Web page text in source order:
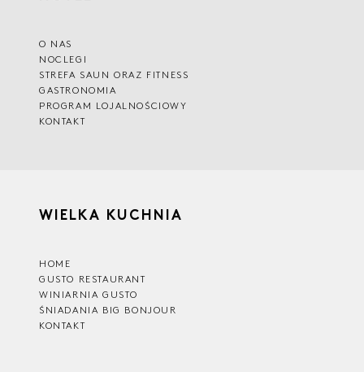
O NAS
NOCLEGI
STREFA SAUN ORAZ FITNESS
GASTRONOMIA
PROGRAM LOJALNOŚCIOWY
KONTAKT
WIELKA KUCHNIA
HOME
GUSTO RESTAURANT
WINIARNIA GUSTO
ŚNIADANIA BIG BONJOUR
KONTAKT